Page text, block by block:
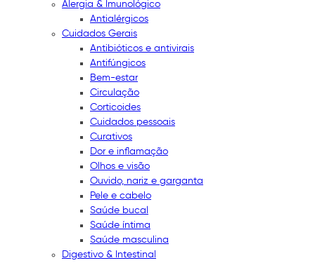
Alergia & Imunológico
Antialérgicos
Cuidados Gerais
Antibióticos e antivirais
Antifúngicos
Bem-estar
Circulação
Corticoides
Cuidados pessoais
Curativos
Dor e inflamação
Olhos e visão
Ouvido, nariz e garganta
Pele e cabelo
Saúde bucal
Saúde íntima
Saúde masculina
Digestivo & Intestinal